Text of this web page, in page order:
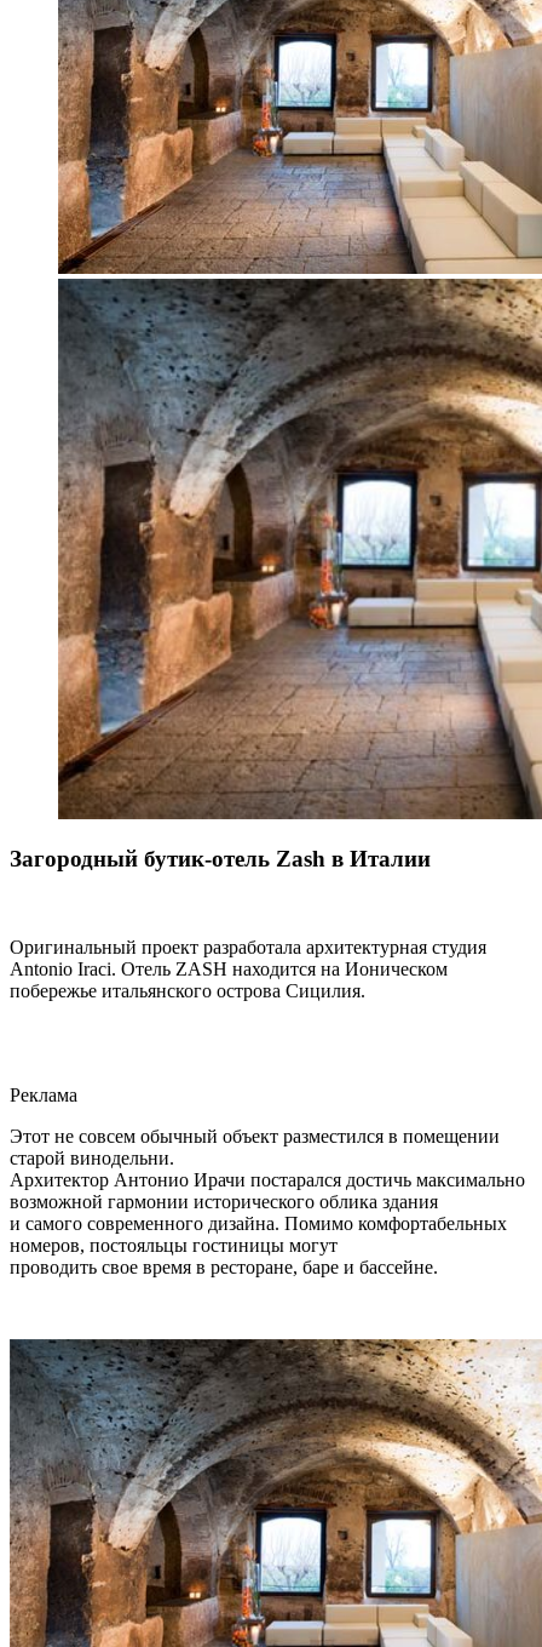
Загородный бутик-отель Zash в Италии
Оригинальный проект разработала архитектурная студия
Antonio Iraci. Отель ZASH находится на Ионическом
побережье итальянского острова Сицилия.
Реклама
Этот не совсем обычный объект разместился в помещении
старой винодельни.
Архитектор Антонио Ирачи постарался достичь максимально
возможной гармонии исторического облика здания
и самого современного дизайна. Помимо комфортабельных
номеров, постояльцы гостиницы могут
проводить свое время в ресторане, баре и бассейне.